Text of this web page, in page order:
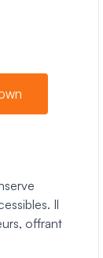
Il
offrant